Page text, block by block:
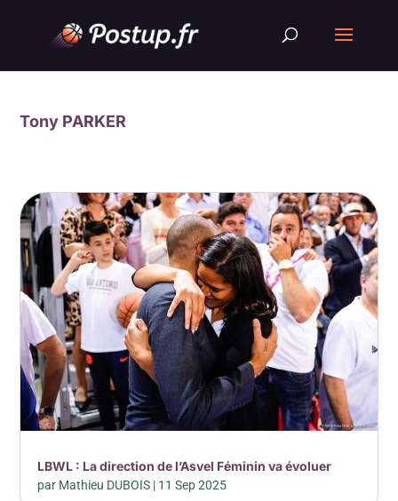
Tony PARKER
LBWL : La direction de l’Asvel Féminin va évoluer
par Mathieu DUBOIS | 11 Sep 2025